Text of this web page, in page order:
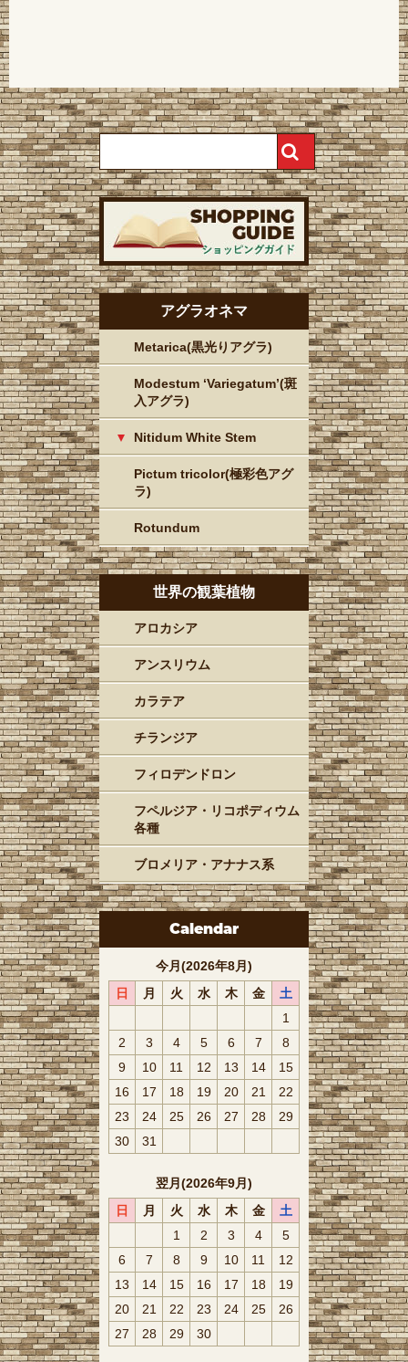
アグラオネマ
Metarica(黒光りアグラ)
Modestum ‘Variegatum’(斑
入アグラ)
Nitidum White Stem
Pictum tricolor(極彩色アグ
ラ)
Rotundum
世界の観葉植物
アロカシア
アンスリウム
カラテア
チランジア
フィロデンドロン
フペルジア・リコポディウム
各種
ブロメリア・アナナス系
Calendar
今月(2026年8月)
日
月 火 水 木 金
土
1
2
3 4 5 6 7
8
9
10 11 12 13 14
15
16
17 18 19 20 21
22
23
24 25 26 27 28
29
30
31
翌月(2026年9月)
日
月 火 水 木 金
土
1
2 3 4
5
6
7 8 9 10 11
12
13
14 15 16 17 18
19
20
21 22 23 24 25
26
27
28 29 30